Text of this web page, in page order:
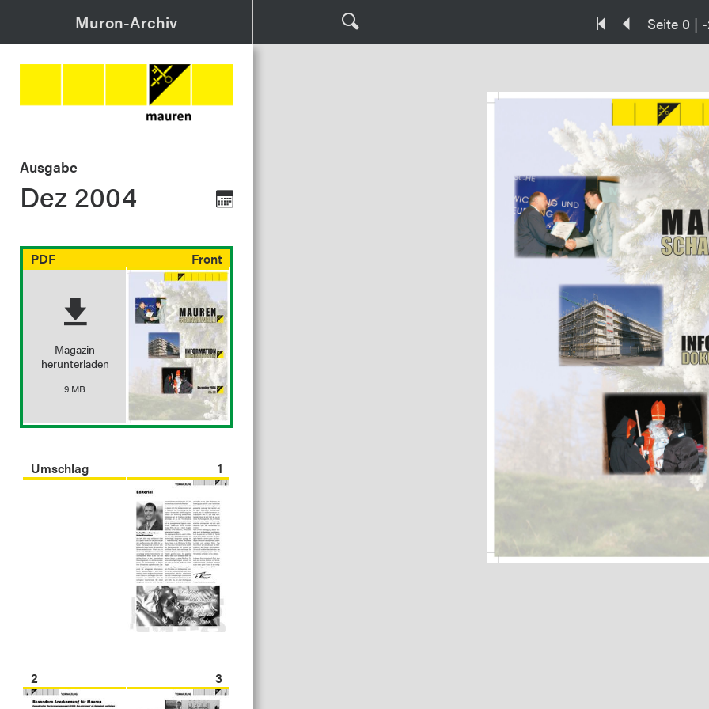
Muron-Archiv Seite 0 |
Ausgabe
Dez 2004
PDF
Magazin
herunterladen
9 MB
Front
Umschlag 1
2 3